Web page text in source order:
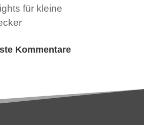
für kleine
Kommentare